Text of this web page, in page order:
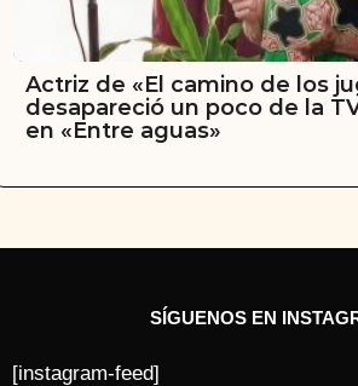
Actriz de «El camino de los
desapareció un poco de la
en «Entre aguas»
SÍGUENOS EN
[instagram-feed]